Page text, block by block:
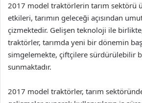
2017 model traktörlerin tarım sektörü
etkileri, tarımın geleceği açısından
çizmektedir. Gelişen teknoloji ile
traktörler, tarımda yeni bir dönemin
simgelemekte, çiftçilere sürdürülebilir
sunmaktadır.
2017 model traktörler, tarım